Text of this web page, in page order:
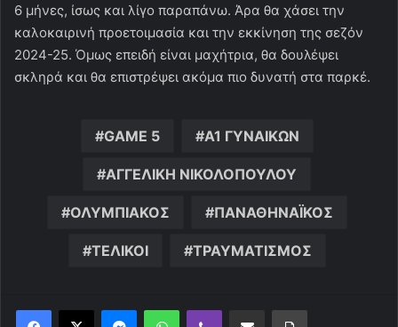
6 μήνες, ίσως και λίγο παραπάνω. Άρα θα χάσει την
καλοκαιρινή προετοιμασία και την εκκίνηση της σεζόν
2024-25. Όμως επειδή είναι μαχήτρια, θα δουλέψει
σκληρά και θα επιστρέψει ακόμα πιο δυνατή στα παρκέ.
GAME 5 Α1 ΓΥΝΑΙΚΩΝ
ΑΓΓΕΛΙΚΗ ΝΙΚΟΛΟΠΟΥΛΟΥ
ΟΛΥΜΠΙΑΚΟΣ ΠΑΝΑΘΗΝΑΪΚΟΣ
ΤΕΛΙΚΟΙ ΤΡΑΥΜΑΤΙΣΜΟΣ
MessengerWhatsAppViber Κοινοποίηση μέσω ηλεκτρονικού ταχυδρομείουΕκτύπωση